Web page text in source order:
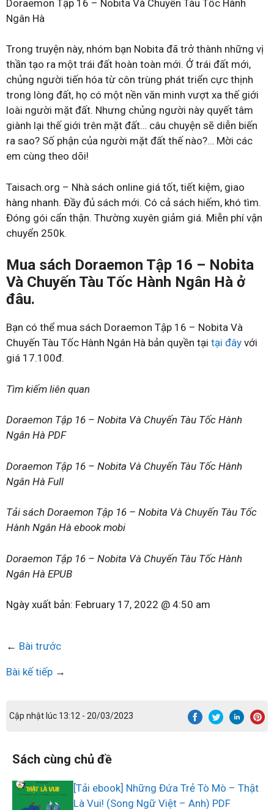
Doraemon Tập 16 – Nobita Và Chuyến Tàu Tốc Hành
Ngân Hà
Trong truyện này, nhóm bạn Nobita đã trở thành những vị
thần tạo ra một trái đất hoàn toàn mới. Ở trái đất mới,
chủng người tiến hóa từ côn trùng phát triển cực thịnh
trong lòng đất, họ có một nền văn minh vượt xa thế giới
loài người mặt đất. Nhưng chủng người này quyết tâm
giành lại thế giới trên mặt đất… câu chuyện sẽ diễn biến
ra sao? Số phận của người mặt đất thế nào?… Mời các
em cùng theo dõi!
Taisach.org – Nhà sách online giá tốt, tiết kiệm, giao
hàng nhanh. Đầy đủ sách mới. Có cả sách hiếm, khó tìm.
Đóng gói cẩn thận. Thường xuyên giảm giá. Miễn phí vận
chuyển 250k.
Mua sách Doraemon Tập 16 – Nobita
Và Chuyến Tàu Tốc Hành Ngân Hà ở
đâu.
Bạn có thể mua sách Doraemon Tập 16 – Nobita Và
Chuyến Tàu Tốc Hành Ngân Hà bản quyền tại tại đây với
giá 17.100đ.
Tìm kiếm liên quan
Doraemon Tập 16 – Nobita Và Chuyến Tàu Tốc Hành
Ngân Hà PDF
Doraemon Tập 16 – Nobita Và Chuyến Tàu Tốc Hành
Ngân Hà Full
Tải sách Doraemon Tập 16 – Nobita Và Chuyến Tàu Tốc
Hành Ngân Hà ebook mobi
Doraemon Tập 16 – Nobita Và Chuyến Tàu Tốc Hành
Ngân Hà EPUB
Ngày xuất bản: February 17, 2022 @ 4:50 am
← Bài trước
Bài kế tiếp →
Cập nhật lúc 13:12 - 20/03/2023
Sách cùng chủ đề
[Tải ebook] Những Đứa Trẻ Tò Mò – Thật
Là Vui! (Song Ngữ Việt – Anh) PDF